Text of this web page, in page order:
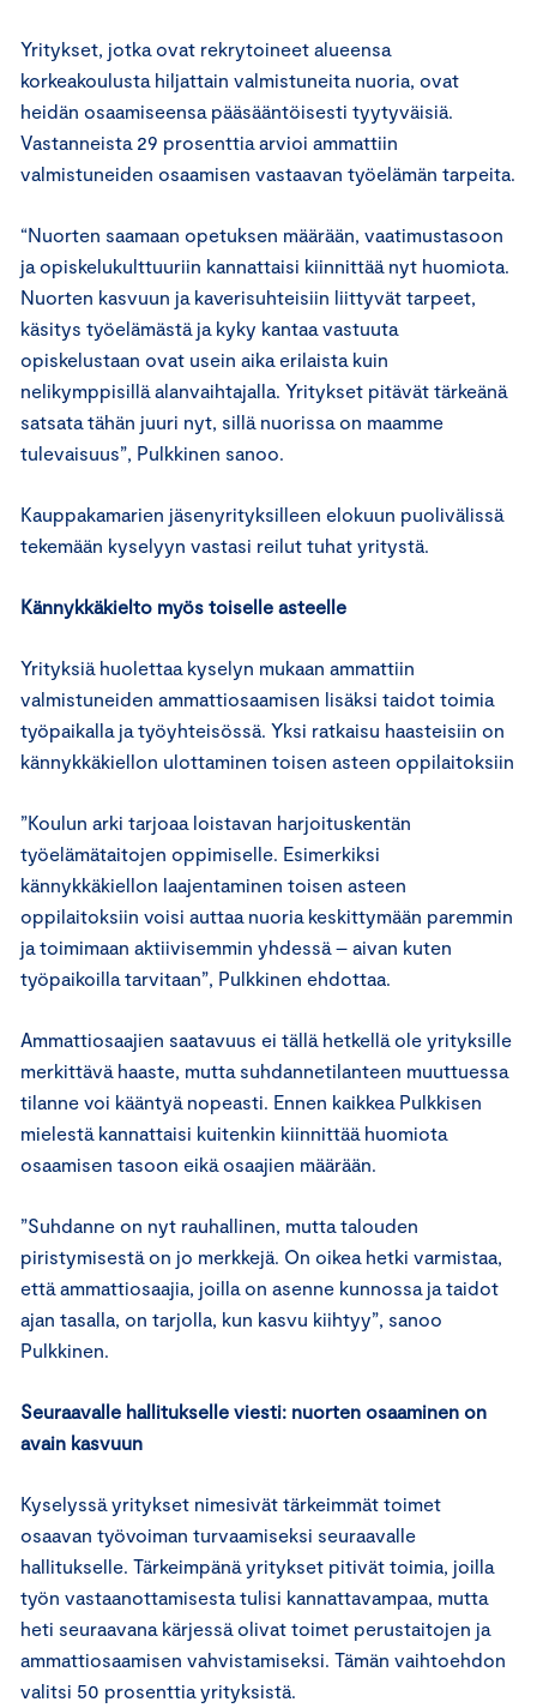
Yritykset, jotka ovat rekrytoineet alueensa
korkeakoulusta hiljattain valmistuneita nuoria, ovat
heidän osaamiseensa pääsääntöisesti tyytyväisiä.
Vastanneista 29 prosenttia arvioi ammattiin
valmistuneiden osaamisen vastaavan työelämän tarpeita.
“Nuorten saamaan opetuksen määrään, vaatimustasoon
ja opiskelukulttuuriin kannattaisi kiinnittää nyt huomiota.
Nuorten kasvuun ja kaverisuhteisiin liittyvät tarpeet,
käsitys työelämästä ja kyky kantaa vastuuta
opiskelustaan ovat usein aika erilaista kuin
nelikymppisillä alanvaihtajalla. Yritykset pitävät tärkeänä
satsata tähän juuri nyt, sillä nuorissa on maamme
tulevaisuus”, Pulkkinen sanoo.
Kauppakamarien jäsenyrityksilleen elokuun puolivälissä
tekemään kyselyyn vastasi reilut tuhat yritystä.
Kännykkäkielto myös toiselle asteelle
Yrityksiä huolettaa kyselyn mukaan ammattiin
valmistuneiden ammattiosaamisen lisäksi taidot toimia
työpaikalla ja työyhteisössä. Yksi ratkaisu haasteisiin on
kännykkäkiellon ulottaminen toisen asteen oppilaitoksiin
”Koulun arki tarjoaa loistavan harjoituskentän
työelämätaitojen oppimiselle. Esimerkiksi
kännykkäkiellon laajentaminen toisen asteen
oppilaitoksiin voisi auttaa nuoria keskittymään paremmin
ja toimimaan aktiivisemmin yhdessä – aivan kuten
työpaikoilla tarvitaan”, Pulkkinen ehdottaa.
Ammattiosaajien saatavuus ei tällä hetkellä ole yrityksille
merkittävä haaste, mutta suhdannetilanteen muuttuessa
tilanne voi kääntyä nopeasti. Ennen kaikkea Pulkkisen
mielestä kannattaisi kuitenkin kiinnittää huomiota
osaamisen tasoon eikä osaajien määrään.
”Suhdanne on nyt rauhallinen, mutta talouden
piristymisestä on jo merkkejä. On oikea hetki varmistaa,
että ammattiosaajia, joilla on asenne kunnossa ja taidot
ajan tasalla, on tarjolla, kun kasvu kiihtyy”, sanoo
Pulkkinen.
Seuraavalle hallitukselle viesti: nuorten osaaminen on
avain kasvuun
Kyselyssä yritykset nimesivät tärkeimmät toimet
osaavan työvoiman turvaamiseksi seuraavalle
hallitukselle. Tärkeimpänä yritykset pitivät toimia, joilla
työn vastaanottamisesta tulisi kannattavampaa, mutta
heti seuraavana kärjessä olivat toimet perustaitojen ja
ammattiosaamisen vahvistamiseksi. Tämän vaihtoehdon
valitsi 50 prosenttia yrityksistä.